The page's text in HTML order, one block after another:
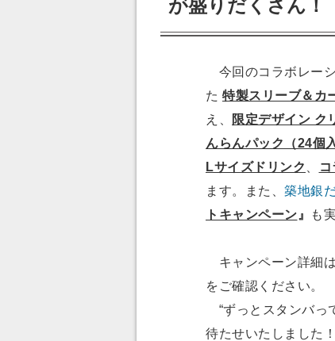
が盛りだくさん！
今回のコラボレー
た 特製スリーブ＆カ
え、
限定デザイン ク
んらんパック（24個
Lサイズドリンク
ます。また、 築地銀
トキャンペーン 』 も
キャンペーン詳細は
をご確認ください。
“ずっとスタンバっ
待たせいたしました！